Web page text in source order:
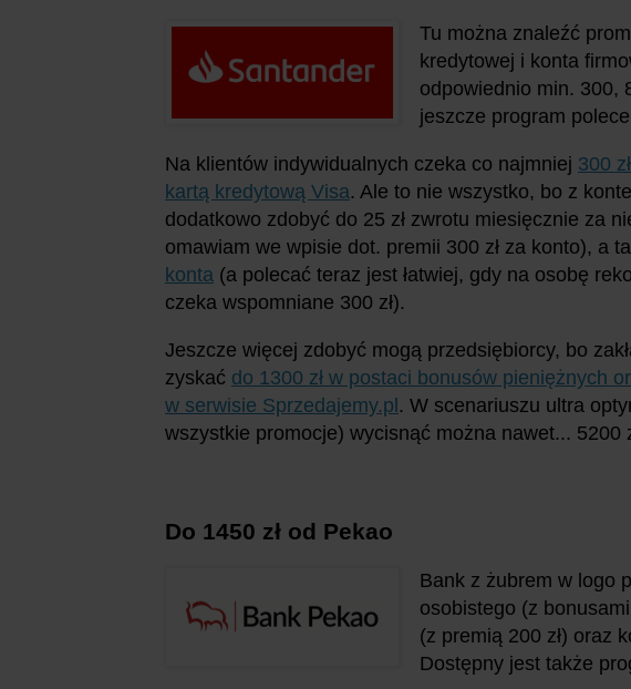
Tu można znaleźć
kredytowej i konta
odpowiednio min. 300,
jeszcze program
Na klientów indywidualnych czeka co najmniej 300
kartą kredytową Visa. Ale to nie wszystko, bo z
dodatkowo zdobyć do 25 zł zwrotu miesięcznie za
omawiam we wpisie dot. premii 300 zł za konto), a
konta (a polecać teraz jest łatwiej, gdy na osobę
czeka wspomniane 300 zł).
Jeszcze więcej zdobyć mogą przedsiębiorcy, bo
zyskać do 1300 zł w postaci bonusów pieniężnych
w serwisie Sprzedajemy.pl. W scenariuszu ultra
wszystkie promocje) wycisnąć można nawet... 5200
Do 1450 zł od Pekao
Bank z żubrem w logo
osobistego (z
(z premią 200 zł) oraz
Dostępny jest także